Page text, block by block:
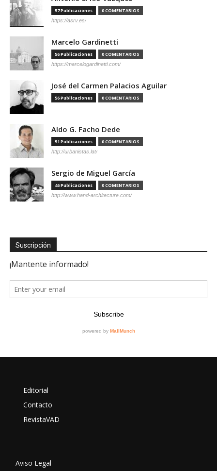
57 Publicaciones 0 COMENTARIOS
https://asrv.es/
Marcelo Gardinetti
56 Publicaciones 0 COMENTARIOS
https://marcelogardinetti.com/
José del Carmen Palacios Aguilar
56 Publicaciones 0 COMENTARIOS
Aldo G. Facho Dede
51 Publicaciones 0 COMENTARIOS
http://urbanistas.lat/
Sergio de Miguel García
46 Publicaciones 0 COMENTARIOS
http://www.hand-architecture.com/
Suscripción
Editorial
Contacto
RevistaVAD
Aviso Legal